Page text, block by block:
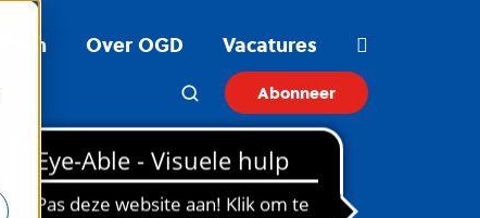
Over OGD Vacatures
Abonneer